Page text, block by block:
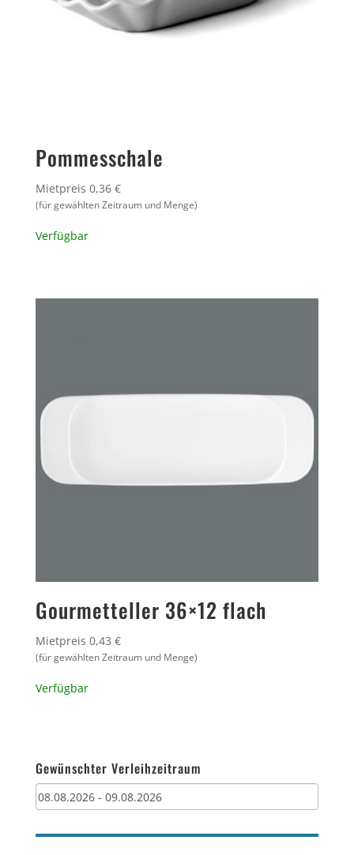
Pommesschale
Mietpreis 0,36 €
(für gewählten Zeitraum und Menge)
Verfügbar
Gourmetteller 36×12 flach
Mietpreis 0,43 €
(für gewählten Zeitraum und Menge)
Verfügbar
Gewünschter Verleihzeitraum